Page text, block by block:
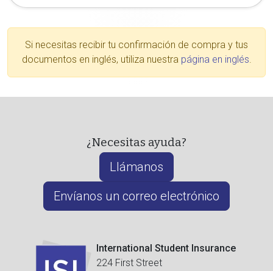
Si necesitas recibir tu confirmación de compra y tus
documentos en inglés, utiliza nuestra página en inglés.
¿Necesitas ayuda?
Llámanos
Envíanos un correo electrónico
International Student Insurance
224 First Street